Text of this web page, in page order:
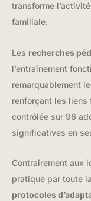
transforme
familiale.
Les recherches
l’entraînement
remarquablement
renforçant les liens
contrôlée sur 96
significatives en
Contrairement aux
pratiqué par toute
protocoles